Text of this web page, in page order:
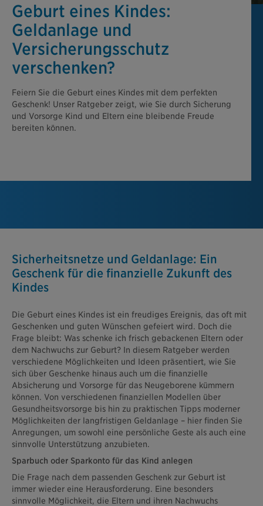
Geburt eines Kindes:
Geldanlage und
Versicherungsschutz
verschenken?
Feiern Sie die Geburt eines Kindes mit dem perfekten
Geschenk! Unser Ratgeber zeigt, wie Sie durch Sicherung
und Vorsorge Kind und Eltern eine bleibende Freude
bereiten können.
Sicherheitsnetze und Geldanlage: Ein
Geschenk für die finanzielle Zukunft des
Kindes
Die Geburt eines Kindes ist ein freudiges Ereignis, das oft mit
Geschenken und guten Wünschen gefeiert wird. Doch die
Frage bleibt: Was schenke ich frisch gebackenen Eltern oder
dem Nachwuchs zur Geburt? In diesem Ratgeber werden
verschiedene Möglichkeiten und Ideen präsentiert, wie Sie
sich über Geschenke hinaus auch um die finanzielle
Absicherung und Vorsorge für das Neugeborene kümmern
können. Von verschiedenen finanziellen Modellen über
Gesundheitsvorsorge bis hin zu praktischen Tipps moderner
Möglichkeiten der langfristigen Geldanlage – hier finden Sie
Anregungen, um sowohl eine persönliche Geste als auch eine
sinnvolle Unterstützung anzubieten.
Sparbuch oder Sparkonto für das Kind anlegen
Die Frage nach dem passenden Geschenk zur Geburt ist
immer wieder eine Herausforderung. Eine besonders
sinnvolle Möglichkeit, die Eltern und ihren Nachwuchs